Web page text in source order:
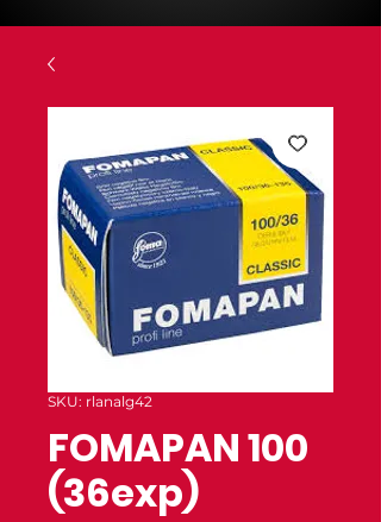
SKU: rlanalg42
FOMAPAN 100
(36exp)